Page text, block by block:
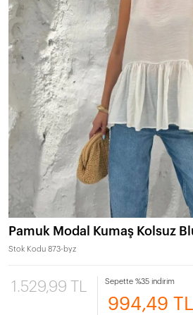
Pamuk Modal Kumaş Kolsuz
Stok Kodu 873-byz
1.529,99 TL Sepette %35 indirim
994,49 TL